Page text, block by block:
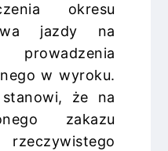
okresu
jazdy na
w wyroku.
że na
zakazu